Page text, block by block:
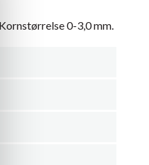
0-3,0 mm.